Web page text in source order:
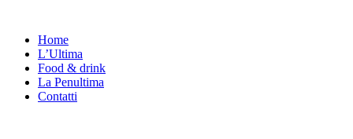
contenutoHome
L’Ultima
Food & drink
La Penultima
Contatti